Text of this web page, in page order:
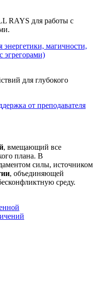
RAYS для работы с
магичности,
эгрегорами)
для глубокого
от преподавателя
, вмещающий все
плана. В
силы, источником
, объединяющей
среду.